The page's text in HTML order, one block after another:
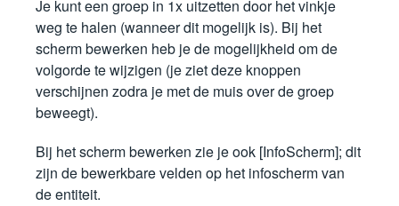
Je kunt een groep in 1x uitzetten door het vinkje
weg te halen (wanneer dit mogelijk is). Bij het
scherm bewerken heb je de mogelijkheid om de
volgorde te wijzigen (je ziet deze knoppen
verschijnen zodra je met de muis over de groep
beweegt).
Bij het scherm bewerken zie je ook [InfoScherm]; dit
zijn de bewerkbare velden op het infoscherm van
de entiteit.